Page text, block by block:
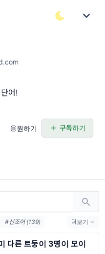
어!
응원하기 구독하기
#신조어 (139)
#유행어 (57)
어워드뉴스레터 (27)
더보기
른 트둥이 3명이 모이